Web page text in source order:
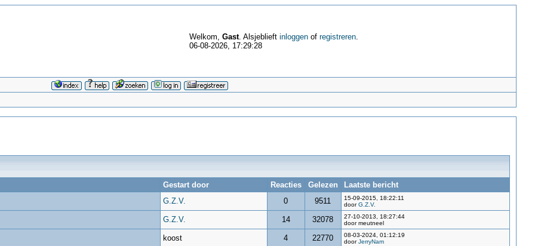
Welkom, Gast. Alsjeblieft inloggenof registreren.
06-08-2026, 17:29:28
Gestart door Reacties Gelezen
Laatste bericht
G.Z.V. 0 9511
15-09-2015, 18:22:11
doorG.Z.V.
G.Z.V. 14 32078
27-10-2013, 18:27:44
door meutneel
koost 4 22770
08-03-2024, 01:12:19
doorJerryNam